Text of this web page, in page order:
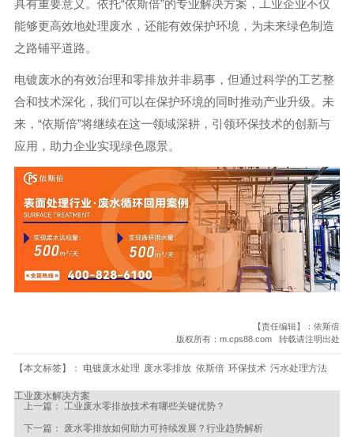
具有重要意义。依托“依斯倍”的专业解决方案，工业企业不仅
能够更高效地处理废水，还能有效保护环境，为未来绿色制造
之路铺平道路。
电镀废水的有效治理和零排放并非易事，但通过科学的工艺整
合和技术深化，我们可以在保护环境的同时推动产业升级。未
来，“依斯倍”将继续在这一领域深耕，引领环保技术的创新与
应用，助力企业实现绿色愿景。
【责任编辑】：依斯倍
版权所有：m.cps88.com 转载请注明出处
【本文标签】： 电镀废水处理 废水零排放 依斯倍 环保技术 污水处理方法
工业废水解决方案
上一篇：
工业废水零排放技术有哪些关键优势？
下一篇： 废水零排放如何助力可持续发展？行业趋势解析